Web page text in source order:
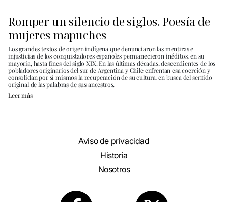
Romper un silencio de siglos. Poesía de
mujeres mapuches
Los grandes textos de origen indígena que denunciaron las mentiras e
injusticias de los conquistadores españoles permanecieron inéditos, en su
mayoría, hasta fines del siglo XIX. En las últimas décadas, descendientes de los
pobladores originarios del sur de Argentina y Chile enfrentan esa coerción y
consolidan por sí mismos la recuperación de su cultura, en busca del sentido
original de las palabras de sus ancestros.
Leer más
Aviso de privacidad
Historia
Nosotros